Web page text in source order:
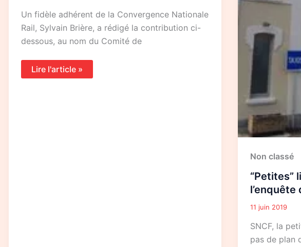
Un fidèle adhérent de la Convergence Nationale
Rail, Sylvain Brière, a rédigé la contribution ci-
dessous, au nom du Comité de
Lire l'article »
Non classé
“Petites”
11 juin 2019
SNCF, la
pas de plan